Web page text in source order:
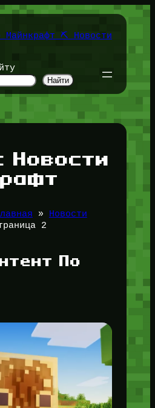
Майнкрафт ⛏️ Новости
Найти
Новости
» Новости
2
По